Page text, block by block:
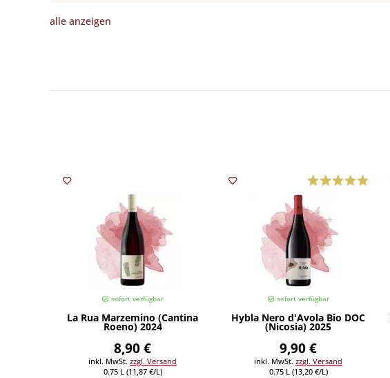
alle anzeigen
sofort verfügbar
La Rua Marzemino (Cantina
Roeno) 2024
8,90 €
inkl. MwSt. zzgl. Versand
0.75 L (11,87 €/L)
sofort verfügbar
Hybla Nero d'Avola Bio DOC
(Nicosia) 2025
9,90 €
inkl. MwSt. zzgl. Versand
0.75 L (13,20 €/L)